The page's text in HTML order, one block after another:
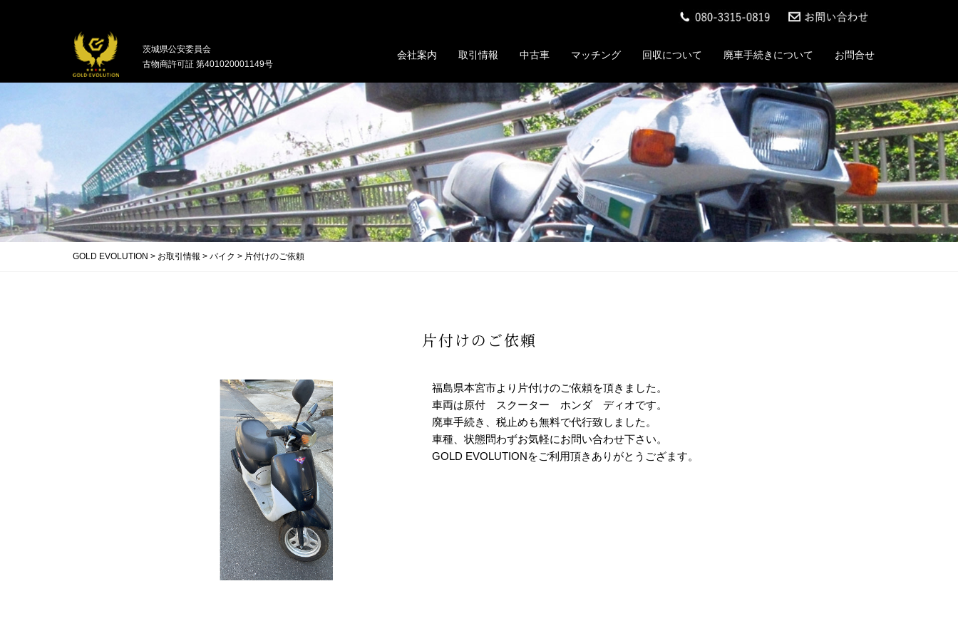
茨城県公安委員会
古物商許可証 第401020001149号
会社案内 取引情報 中古車 マッチング 回収について 廃車手続きについて お問合せ
GOLD EVOLUTION > お取引情報 > バイク > 片付けのご依頼
片付けのご依頼
福島県本宮市より片付けのご依頼を頂きました。
車両は原付 スクーター ホンダ ディオです。
廃車手続き、税止めも無料で代行致しました。
車種、状態問わずお気軽にお問い合わせ下さい。
GOLD EVOLUTIONをご利用頂きありがとうござます。